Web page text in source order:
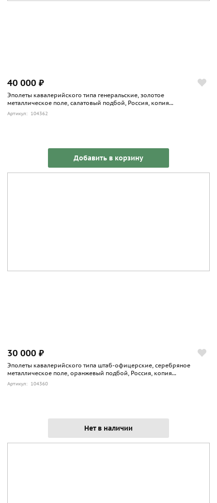
40 000 ₽
Эполеты кавалерийского типа генеральские, золотое
металлическое поле, салатовый подбой, Россия, копия...
Артикул: 104362
Добавить в корзину
30 000 ₽
Эполеты кавалерийского типа штаб-офицерские, серебряное
металлическое поле, оранжевый подбой, Россия, копия...
Артикул: 104360
Нет в наличии